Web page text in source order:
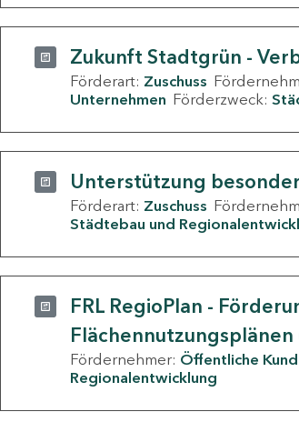
Zukunft Stadtgrün -
Förderart: Zuschuss
Unternehmen Förderzweck:
Unterstützung
Förderart: Zuschuss
Städtebau und
FRL RegioPlan -
Fördernehmer: Öffentliche
Regionalentwicklung